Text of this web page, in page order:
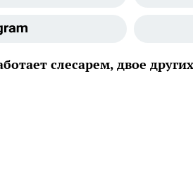
слесарем, двое